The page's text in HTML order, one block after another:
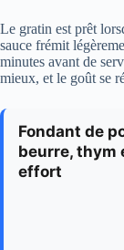
Le gratin est prêt
sauce frémit
minutes avant de
mieux, et le goût se
Fondant de
beurre, thym
effort